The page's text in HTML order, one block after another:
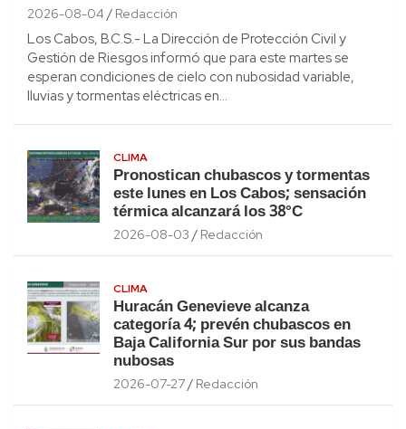
2026-08-04 Redacción
Los Cabos, B.C.S.- La Dirección de Protección Civil y
Gestión de Riesgos informó que para este martes se
esperan condiciones de cielo con nubosidad variable,
lluvias y tormentas eléctricas en…
CLIMA
Pronostican chubascos y tormentas
este lunes en Los Cabos; sensación
térmica alcanzará los 38°C
2026-08-03 Redacción
CLIMA
Huracán Genevieve alcanza
categoría 4; prevén chubascos en
Baja California Sur por sus bandas
nubosas
2026-07-27 Redacción